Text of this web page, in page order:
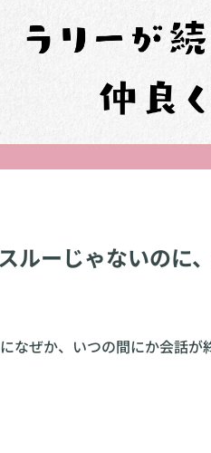
ルーじゃないのに
なぜか、いつの間にか会話